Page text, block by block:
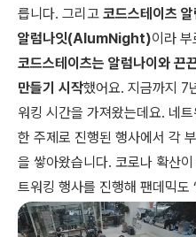
릅니다. 그리고 코드스테이츠
알럼나잇(AlumNight)이라
코드스테이츠는 알럼나이와 끈
만들기 시작했어요. 지금까지 7
워킹 시간을 가져왔는데요. 네
한 주제로 진행된 행사에서 각
을 쌓아왔습니다. 코로나 확산
트워킹 행사를 진행해 팬데믹도